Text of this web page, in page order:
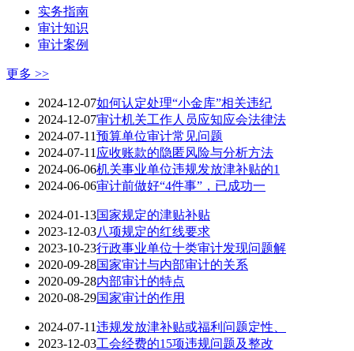
实务指南
审计知识
审计案例
更多 >>
2024-12-07如何认定处理“小金库”相关违纪
2024-12-07审计机关工作人员应知应会法律法
2024-07-11预算单位审计常见问题
2024-07-11 应收账款的隐匿风险与分析方法
2024-06-06机关事业单位违规发放津补贴的1
2024-06-06审计前做好“4件事”，已成功一
2024-01-13国家规定的津贴补贴
2023-12-03八项规定的红线要求
2023-10-23行政事业单位十类审计发现问题解
2020-09-28国家审计与内部审计的关系
2020-09-28内部审计的特点
2020-08-29国家审计的作用
2024-07-11违规发放津补贴或福利问题定性、
2023-12-03工会经费的15项违规问题及整改